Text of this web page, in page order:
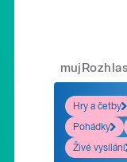
Hry a četby
Pohádky
Živé vysílání